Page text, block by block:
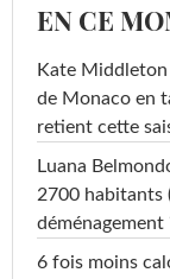
EN CE
Kate
de Monaco en
retient cette
Luana
2700 habitants
déménagement
6 fois moins